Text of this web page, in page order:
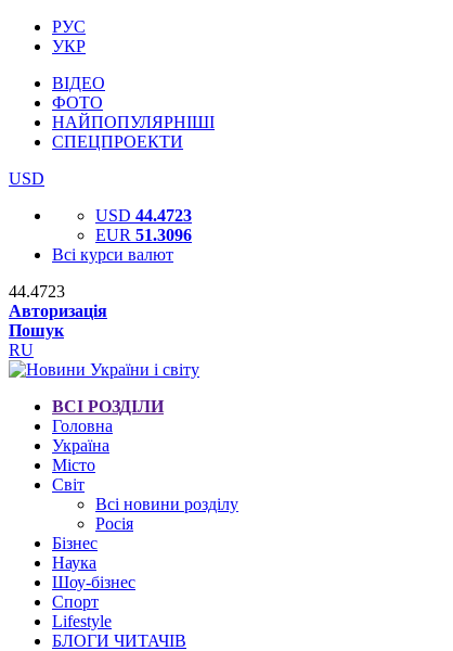
РУС
УКР
ВІДЕО
ФОТО
НАЙПОПУЛЯРНІШІ
СПЕЦПРОЕКТИ
USD
USD 44.4723
EUR 51.3096
Всі курси валют
44.4723
Авторизація
Пошук
RU
ВСІ РОЗДІЛИ
Головна
Україна
Місто
Світ
Всі новини розділу
Росія
Бізнес
Наука
Шоу-бізнес
Спорт
Lifestyle
БЛОГИ ЧИТАЧІВ